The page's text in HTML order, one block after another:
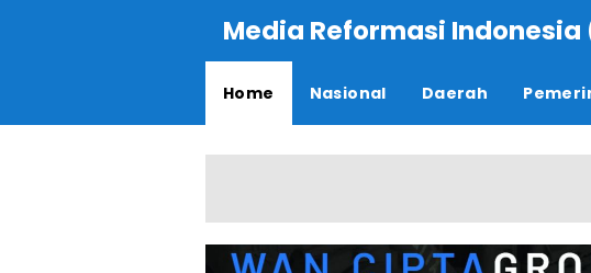
Media Reformasi Indonesia
Home Nasional Daerah